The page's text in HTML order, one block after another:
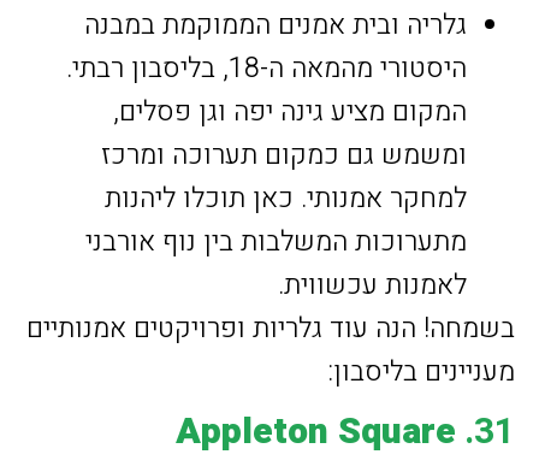
גלריה ובית אמנים הממוקמת במבנה
היסטורי מהמאה ה-18, בליסבון רבתי.
המקום מציע גינה יפה וגן פסלים,
ומשמש גם כמקום תערוכה ומרכז
למחקר אמנותי. כאן תוכלו ליהנות
מתערוכות המשלבות בין נוף אורבני
לאמנות עכשווית.
בשמחה! הנה עוד גלריות ופרויקטים אמנותיים
מעניינים בליסבון:
31.
Appleton Square